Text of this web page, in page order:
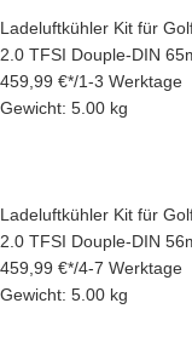
Ladeluftkühler Kit für
2.0 TFSI Douple-DIN
459,99 €*/1-3 Werktage
Gewicht: 5.00 kg
Ladeluftkühler Kit für
2.0 TFSI Douple-DIN
459,99 €*/4-7 Werktage
Gewicht: 5.00 kg